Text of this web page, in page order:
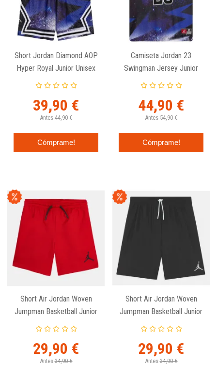
Short Jordan Diamond AOP
Hyper Royal Junior Unisex
39,90 €
Antes 44,90 €
Cómprame!
Camiseta Jordan 23
Swingman Jersey Junior
Hyper Royal
44,90 €
Antes 54,90 €
Cómprame!
Short Air Jordan Woven
Jumpman Basketball Junior
Rojo
29,90 €
Antes 34,90 €
Short Air Jordan Woven
Jumpman Basketball Junior
Negro
29,90 €
Antes 34,90 €